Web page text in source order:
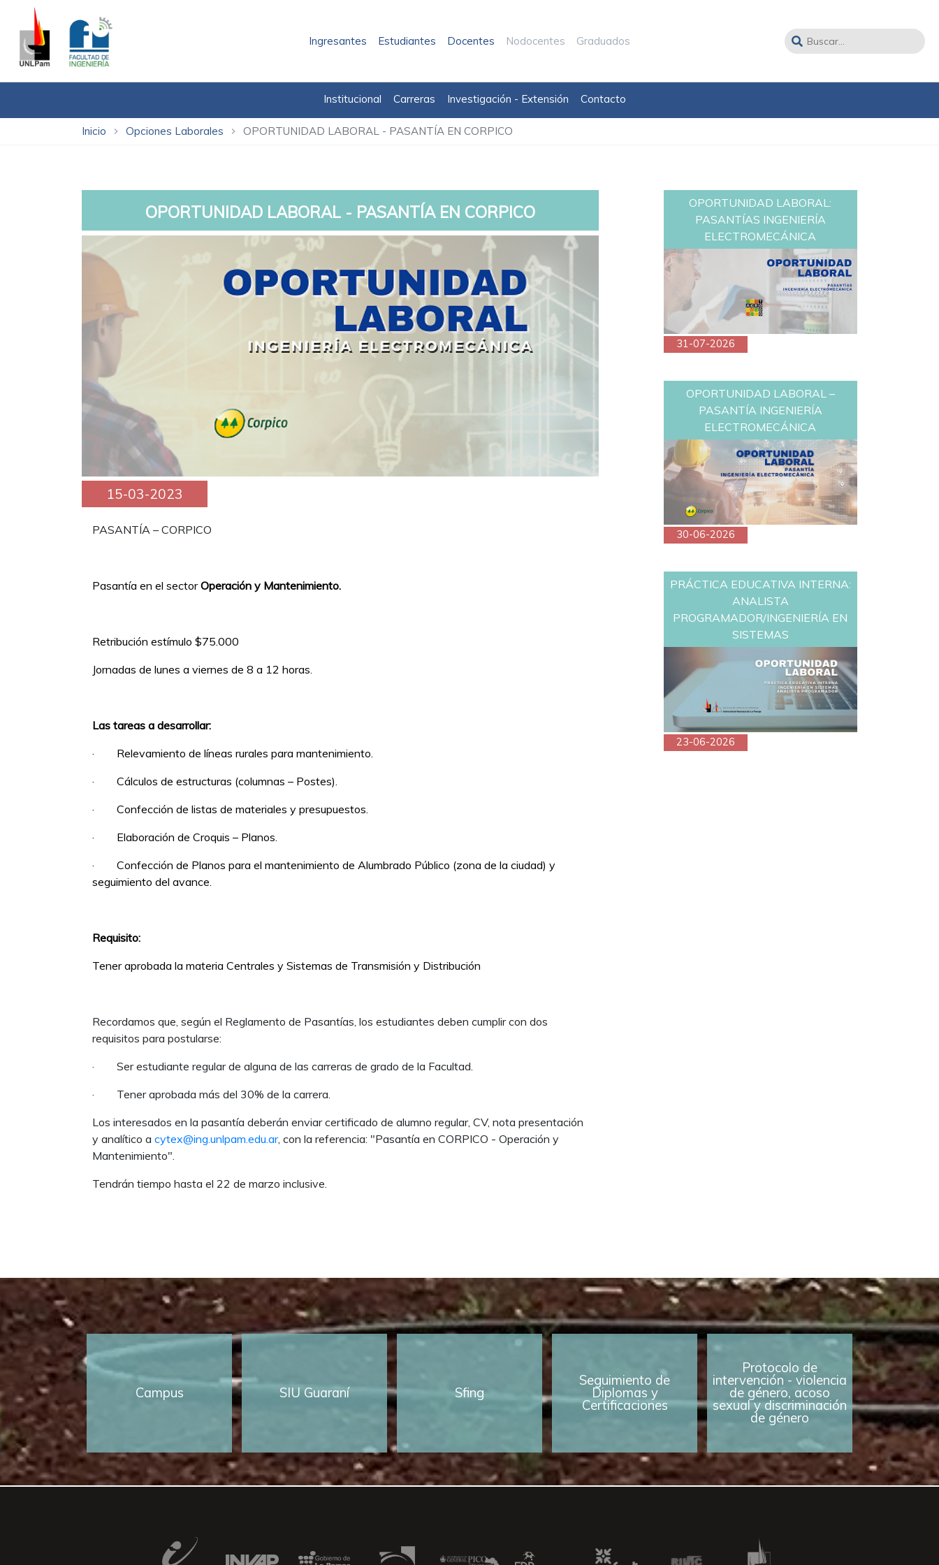
Ingresantes Estudiantes Docentes Nodocentes Graduados
Institucional Carreras Investigación - Extensión Contacto
Inicio chevron_right Opciones Laborales chevron_right OPORTUNIDAD LABORAL - PASANTÍA EN CORPICO
OPORTUNIDAD LABORAL - PASANTÍA EN CORPICO
15-03-2023
PASANTÍA – CORPICO
Pasantía en el sectorOperación y Mantenimiento.
Retribución estímulo $75.000
Jornadas de lunes a viernes de 8 a 12 horas.
Las tareas a desarrollar:
· Relevamiento de líneas rurales para mantenimiento.
· Cálculos de estructuras (columnas – Postes).
· Confección de listas de materiales y presupuestos.
· Elaboración de Croquis – Planos.
· Confección de Planos para el mantenimiento de Alumbrado Público (zona de la ciudad) y
seguimiento del avance.
Requisito:
Tener aprobada la materia Centrales y Sistemas de Transmisión y Distribución
Recordamos que, según el Reglamento de Pasantías, los estudiantes deben cumplir con dos
requisitos para postularse:
· Ser estudiante regular de alguna de las carreras de grado de la Facultad.
· Tener aprobada más del 30% de la carrera.
Los interesados en la pasantía deberán enviar certificado de alumno regular, CV, nota presentación
y analítico a cytex@ing.unlpam.edu.ar, con la referencia: "Pasantía en CORPICO - Operación y
Mantenimiento".
Tendrán tiempo hasta el 22 de marzo inclusive.
OPORTUNIDAD LABORAL:
PASANTÍAS INGENIERÍA
ELECTROMECÁNICA
31-07-2026
OPORTUNIDAD LABORAL –
PASANTÍA INGENIERÍA
ELECTROMECÁNICA
30-06-2026
PRÁCTICA EDUCATIVA INTERNA:
ANALISTA
PROGRAMADOR/INGENIERÍA EN
SISTEMAS
23-06-2026
Campus SIU Guaraní Sfing
Seguimiento de
Diplomas y
Certificaciones
Protocolo de
intervención - violencia
de género, acoso
sexual y discriminación
de género